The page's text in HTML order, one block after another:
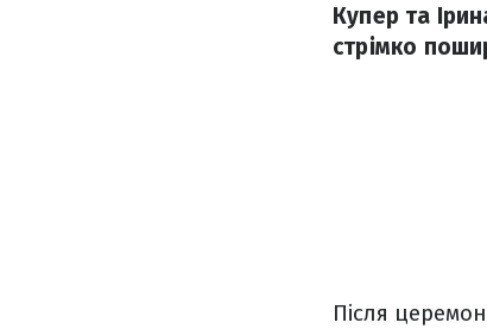
Купер та
стрімко
Після